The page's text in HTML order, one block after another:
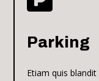
Parking
Etiam quis